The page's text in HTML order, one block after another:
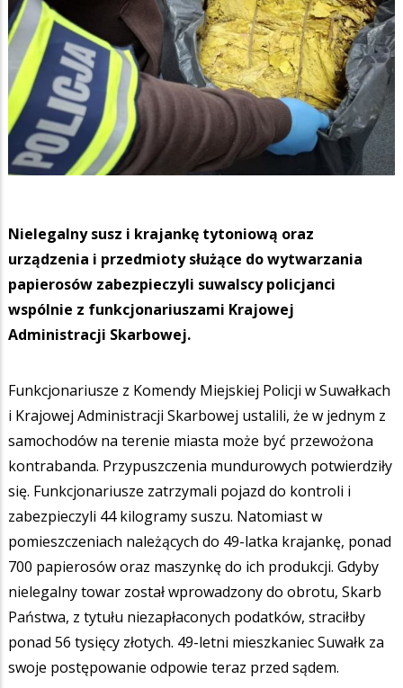
Nielegalny susz i krajankę tytoniową oraz
urządzenia i przedmioty służące do wytwarzania
papierosów zabezpieczyli suwalscy policjanci
wspólnie z funkcjonariuszami Krajowej
Administracji Skarbowej.
Funkcjonariusze z Komendy Miejskiej Policji w Suwałkach
i Krajowej Administracji Skarbowej ustalili, że w jednym z
samochodów na terenie miasta może być przewożona
kontrabanda. Przypuszczenia mundurowych potwierdziły
się. Funkcjonariusze zatrzymali pojazd do kontroli i
zabezpieczyli 44 kilogramy suszu. Natomiast w
pomieszczeniach należących do 49-latka krajankę, ponad
700 papierosów oraz maszynkę do ich produkcji. Gdyby
nielegalny towar został wprowadzony do obrotu, Skarb
Państwa, z tytułu niezapłaconych podatków, straciłby
ponad 56 tysięcy złotych. 49-letni mieszkaniec Suwałk za
swoje postępowanie odpowie teraz przed sądem.